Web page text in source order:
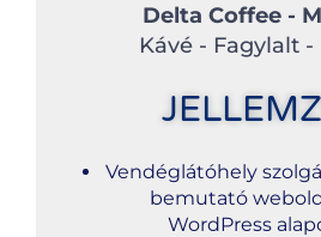
Delta Coffee -
Kávé - Fagylalt -
Vendéglátóhely
bemutató
WordPress